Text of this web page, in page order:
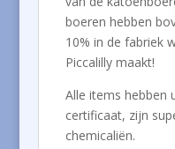
boeren hebben
10% in de fabriek
Piccalilly maakt!
Alle items hebben
certificaat, zijn
chemicaliën.